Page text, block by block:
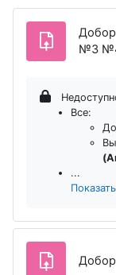
№3
Все:
До
...